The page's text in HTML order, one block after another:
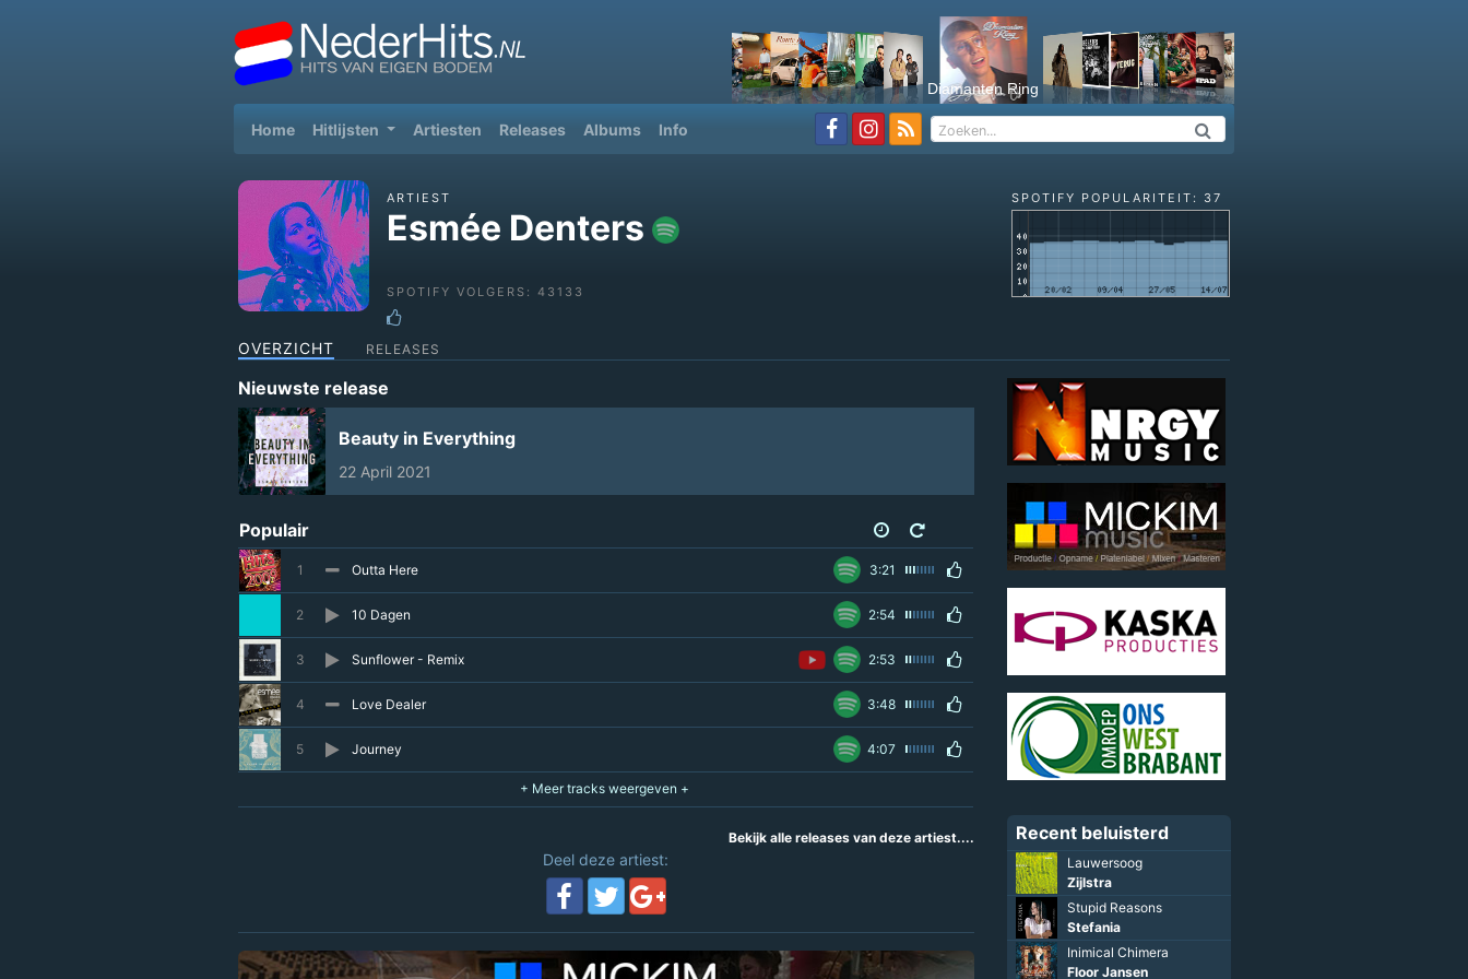
Diamanten Ring
Home(current)
Hitlijsten Artiesten Releases Albums Info
ARTIEST
Esmée Denters
SPOTIFY VOLGERS: 43133
SPOTIFY POPULARITEIT: 37
OVERZICHT RELEASES
Nieuwste release
Beauty in Everything
22 April 2021
Populair
1 Outta Here 3:21
2 10 Dagen 2:54
3 Sunflower - Remix 2:53
4 Love Dealer 3:48
5 Journey 4:07
Bekijk alle releases van deze artiest....
Deel deze artiest:
Recent beluisterd
Lauwersoog
Zijlstra
Stupid Reasons
Stefania
Inimical Chimera
Floor Jansen